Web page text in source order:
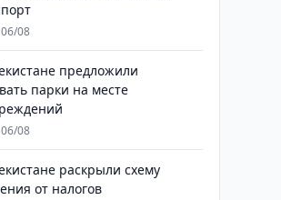
06/08
предложили
парки на месте
06/08
раскрыли схему
от налогов